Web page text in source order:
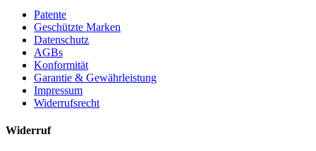
Patente
Geschützte Marken
Datenschutz
AGBs
Konformität
Garantie & Gewährleistung
Impressum
Widerrufsrecht
Widerruf